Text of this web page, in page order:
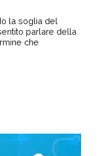
la soglia del
parlare della
che